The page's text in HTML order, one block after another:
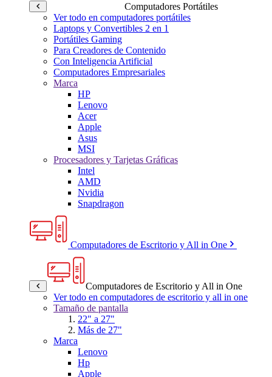
Computadores Portátiles
Ver todo en computadores portátiles
Laptops y Convertibles 2 en 1
Portátiles Gaming
Para Creadores de Contenido
Con Inteligencia Artificial
Computadores Empresariales
Marca
HP
Lenovo
Acer
Apple
Asus
MSI
Procesadores y Tarjetas Gráficas
Intel
AMD
Nvidia
Snapdragon
Computadores de Escritorio y All in One
Computadores de Escritorio y All in One
Ver todo en computadores de escritorio y all in one
Tamaño de pantalla
22" a 27"
Más de 27"
Marca
Lenovo
Hp
Apple